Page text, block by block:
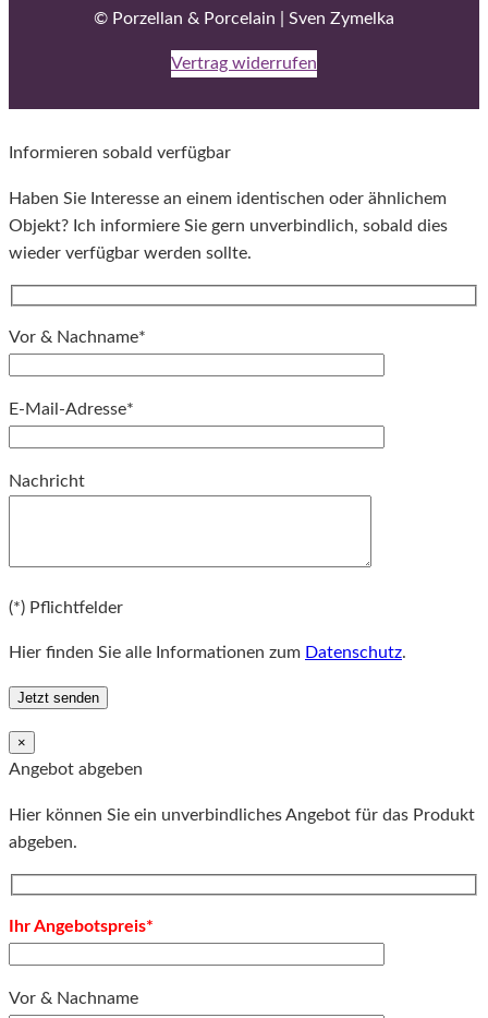
© Porzellan & Porcelain | Sven Zymelka
Vertrag widerrufen
Informieren sobald verfügbar
Haben Sie Interesse an einem identischen oder ähnlichem
Objekt? Ich informiere Sie gern unverbindlich, sobald dies
wieder verfügbar werden sollte.
Vor & Nachname*
E-Mail-Adresse*
Nachricht
(*) Pflichtfelder
Hier finden Sie alle Informationen zum Datenschutz.
×
Angebot abgeben
Hier können Sie ein unverbindliches Angebot für das Produkt
abgeben.
Ihr Angebotspreis*
Vor & Nachname